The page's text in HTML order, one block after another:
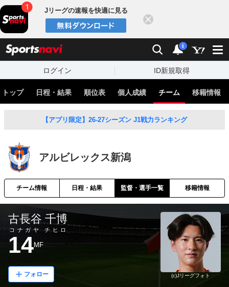
Jリーグの速報を快適に見る
検索 通知
i
ログイン ID新規取得
トップ 日程・結果 順位表 個人成績 チーム 移籍情報
【アプリ限定】26-27シーズン J1戦力ランキング
アルビレックス新潟
チーム情報 日程・結果 監督・選手一覧 移籍情報
古長谷 千博
コナガヤ チヒロ
14MF
フォロー (c)Jリーグフォト